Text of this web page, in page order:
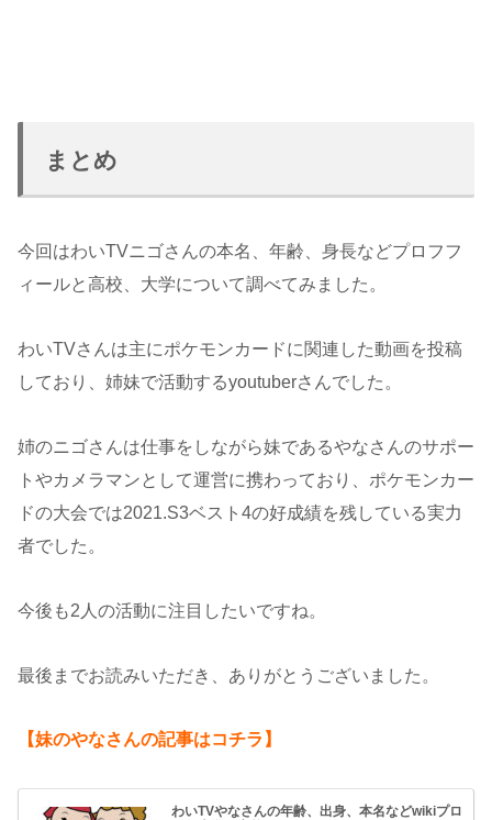
まとめ
今回はわいTVニゴさんの本名、年齢、身長などプロフフ
ィールと高校、大学について調べてみました。
わいTVさんは主にポケモンカードに関連した動画を投稿
しており、姉妹で活動するyoutuberさんでした。
姉のニゴさんは仕事をしながら妹であるやなさんのサポー
トやカメラマンとして運営に携わっており、ポケモンカー
ドの大会では2021.S3ベスト4の好成績を残している実力
者でした。
今後も2人の活動に注目したいですね。
最後までお読みいただき、ありがとうございました。
【妹のやなさんの記事はコチラ】
わいTVやなさんの年齢、出身、本名などwikiプロ